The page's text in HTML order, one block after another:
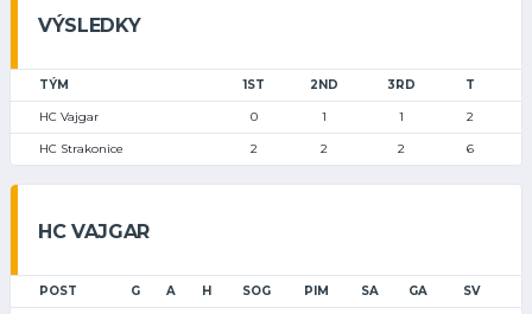
VÝSLEDKY
TÝM 1ST 2ND 3RD T
HC Vajgar 0 1 1 2
HC Strakonice 2 2 2 6
HC VAJGAR
POST G A H SOG PIM SA GA SV